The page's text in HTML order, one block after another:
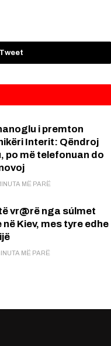
Tweet
i premton
Interit: Qëndroj
po më telefonuan do
MË PARË
vr@rë nga súlmet
në Kiev, mes tyre edhe
MË PARË